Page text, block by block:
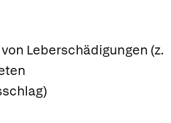
Leberschädigungen (z.